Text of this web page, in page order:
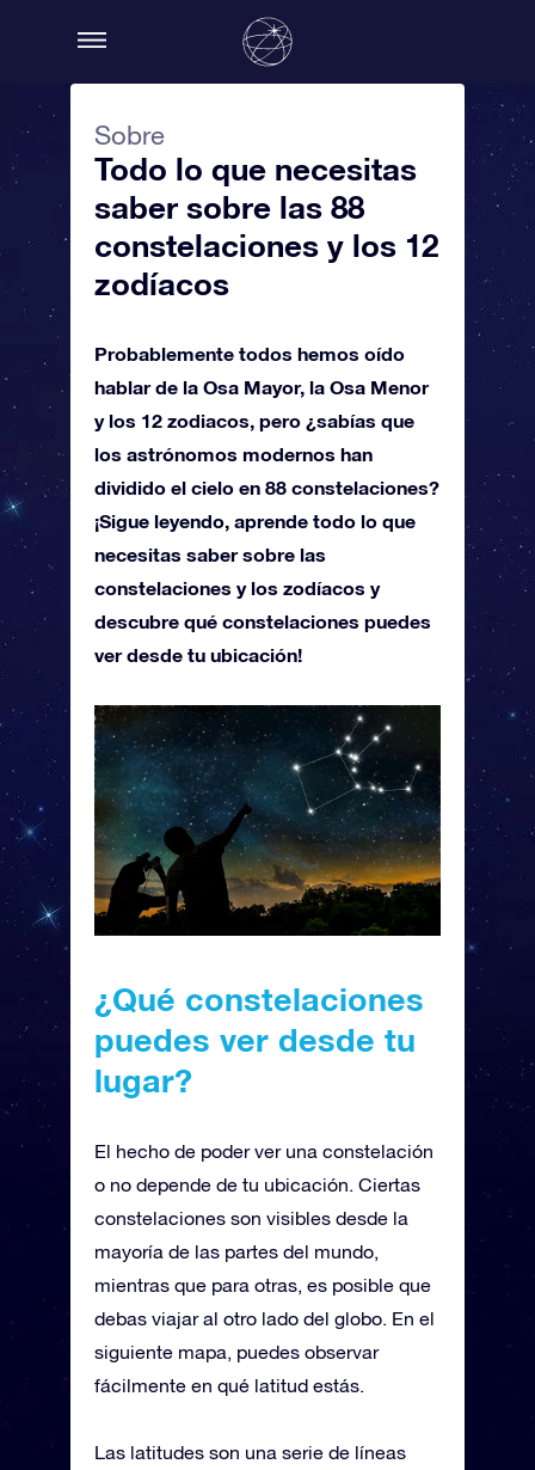
Sobre
Todo lo que necesitas
saber sobre las 88
constelaciones y los 12
zodíacos
Probablemente todos hemos oído
hablar de la Osa Mayor, la Osa Menor
y los 12 zodiacos, pero ¿sabías que
los astrónomos modernos han
dividido el cielo en 88 constelaciones?
¡Sigue leyendo, aprende todo lo que
necesitas saber sobre las
constelaciones y los zodíacos y
descubre qué constelaciones puedes
ver desde tu ubicación!
¿Qué constelaciones
puedes ver desde tu
lugar?
El hecho de poder ver una constelación
o no depende de tu ubicación. Ciertas
constelaciones son visibles desde la
mayoría de las partes del mundo,
mientras que para otras, es posible que
debas viajar al otro lado del globo. En el
siguiente mapa, puedes observar
fácilmente en qué latitud estás.
Las latitudes son una serie de líneas